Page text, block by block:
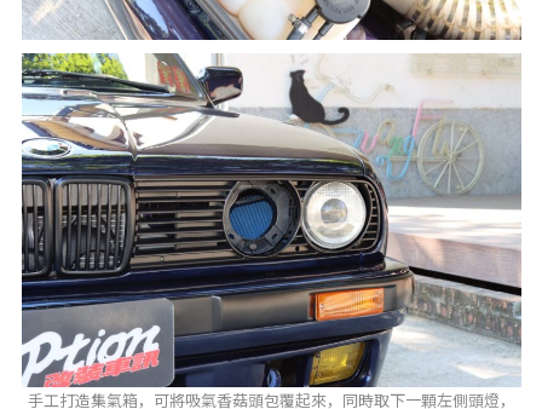
手工打造集氣箱，可將吸氣香菇頭包覆起來，同時取下一顆左側頭燈，